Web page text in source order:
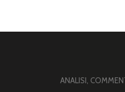
ANALISI,